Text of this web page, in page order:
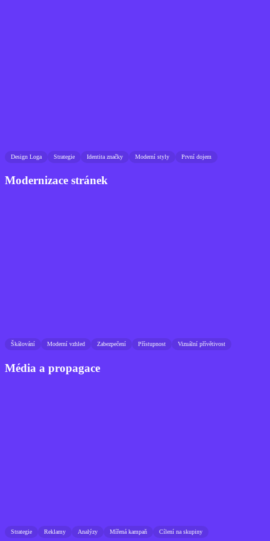
Design Loga Strategie Identita značky Moderní styly První dojem
Modernizace stránek
Škálování Moderní vzhled Zabezpečení Přístupnost Vizuální přívětivost
Média a propagace
Strategie Reklamy Analýzy Mířená kampaň Cílení na skupiny